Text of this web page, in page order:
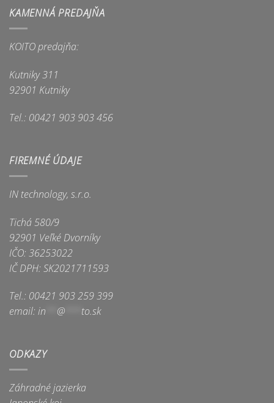
KAMENNÁ PREDAJŇA
KOITO predajňa:
Kutniky 311
92901 Kutniky
Tel.: 00421 903 903 456
FIREMNÉ ÚDAJE
IN technology, s.r.o.
Tichá 580/9
92901 Veľké Dvorníky
IČO: 36253022
IČ DPH: SK2021711593
Tel.: 00421 903 259 399
email: in @ to.sk
ODKAZY
Záhradné jazierka